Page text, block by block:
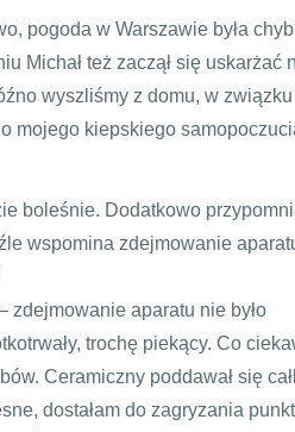
pogoda w Warszawie była
Michał też zaczął się uskarżać
wyszliśmy z domu, w
mojego kiepskiego
boleśnie. Dodatkowo
wspomina zdejmowanie
zdejmowanie aparatu nie było
trochę piekący. Co
Ceramiczny poddawał się
dostałam do zagryzania